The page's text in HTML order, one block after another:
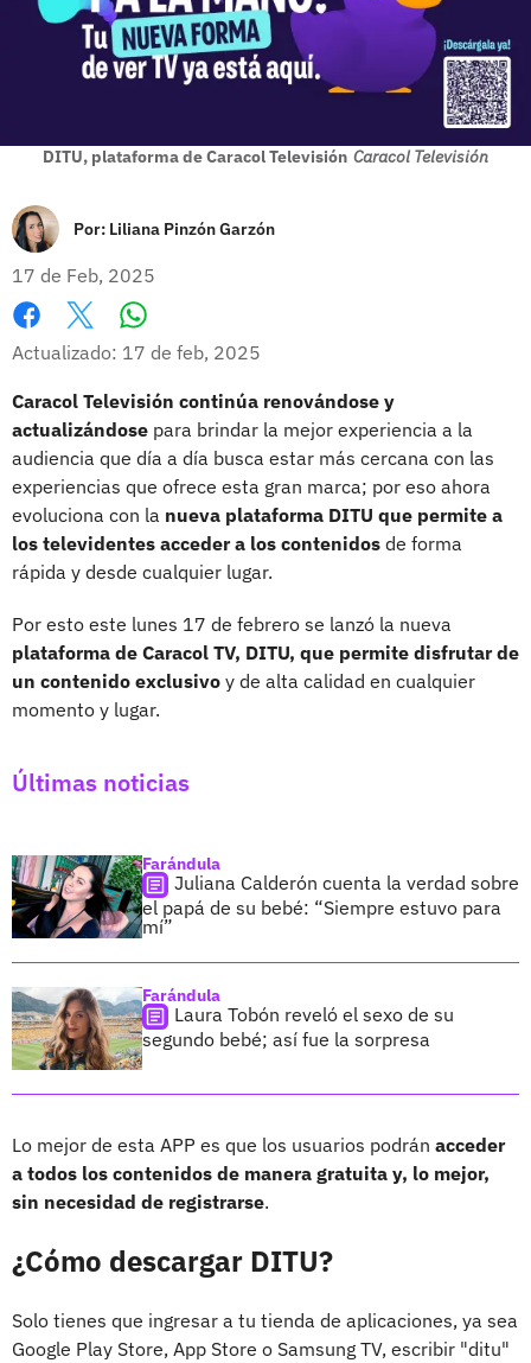
DITU, plataforma de Caracol Televisión Caracol Televisión
Por: Liliana Pinzón Garzón
17 de Feb, 2025
Facebook
X
Actualizado: 17 de feb, 2025
Caracol Televisión continúa renovándose y
actualizándose para brindar la mejor experiencia a la
audiencia que día a día busca estar más cercana con las
experiencias que ofrece esta gran marca; por eso ahora
evoluciona con la nueva plataforma DITU que permite a
los televidentes acceder a los contenidos de forma
rápida y desde cualquier lugar.
Por esto este lunes 17 de febrero se lanzó la nueva
plataforma de Caracol TV, DITU, que permite disfrutar de
un contenido exclusivo y de alta calidad en cualquier
momento y lugar.
Últimas noticias
Farándula
Juliana Calderón cuenta la verdad sobre
el papá de su bebé: “Siempre estuvo para
mí”
Farándula
Laura Tobón reveló el sexo de su
segundo bebé; así fue la sorpresa
Lo mejor de esta APP es que los usuarios podrán acceder
a todos los contenidos de manera gratuita y, lo mejor,
sin necesidad de registrarse.
¿Cómo descargar DITU?
Solo tienes que ingresar a tu tienda de aplicaciones, ya sea
Google Play Store, App Store o Samsung TV, escribir "ditu"